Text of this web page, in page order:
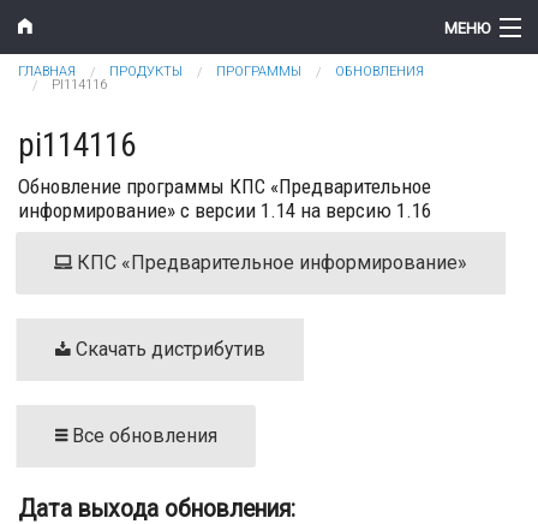
Перейти к основному содержанию
МЕНЮ
Компания
Новости
Продукты
Поддержка
Контакты
Вы здесь
ГЛАВНАЯ ПРОДУКТЫ ПРОГРАММЫ
ОБНОВЛЕНИЯ
PI114116
pi114116
Обновление программы КПС «Предварительное
информирование» с версии 1.14 на версию 1.16
КПС «Предварительное информирование»
Скачать дистрибутив
Все обновления
Дата выхода обновления: